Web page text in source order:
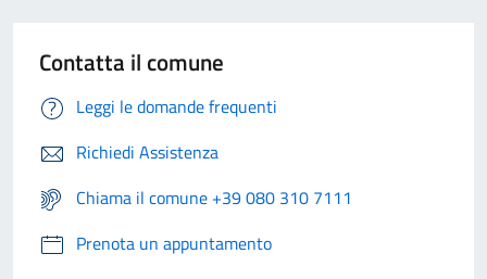
Contatta il comune
Leggi le domande frequenti
Richiedi Assistenza
Chiama il comune +39 080 310 7111
Prenota un appuntamento